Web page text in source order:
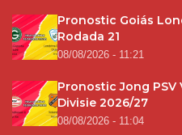
Pronostic Goiás
Rodada 21
08/08/2026 - 11:21
Pronostic Jong PSV
Divisie 2026/27
08/08/2026 - 11:04